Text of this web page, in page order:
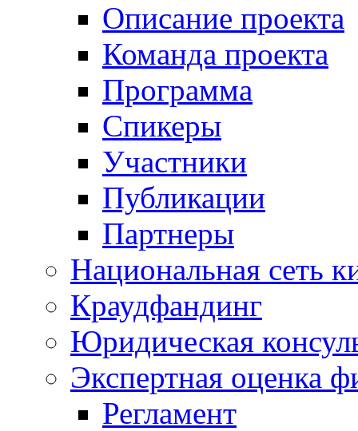
Описание проекта
Команда проекта
Программа
Спикеры
Участники
Публикации
Партнеры
Национальная сеть
Краудфандинг
Юридическая
Экспертная оценка
Регламент